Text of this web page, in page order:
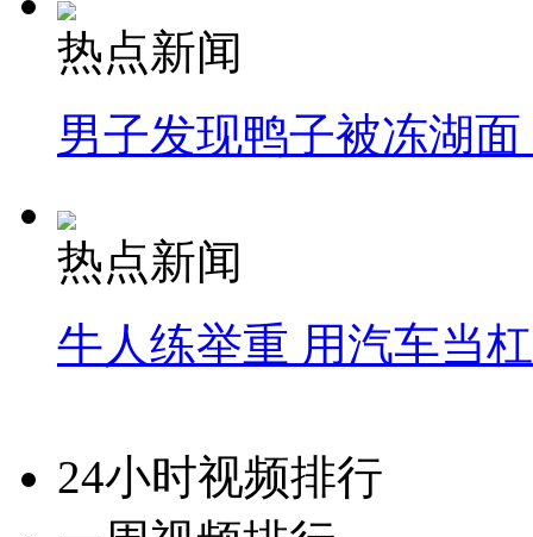
热点新闻
男子发现鸭子被冻湖
热点新闻
牛人练举重 用汽车当
24小时视频排行